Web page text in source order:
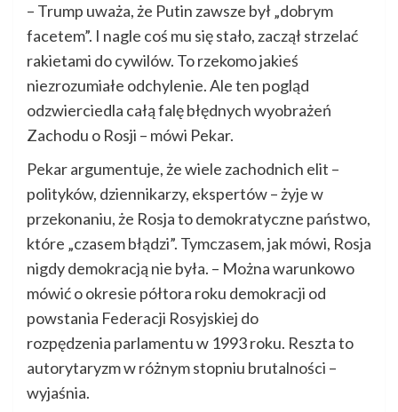
– Trump uważa, że Putin zawsze był „dobrym
facetem”. I nagle coś mu się stało, zaczął strzelać
rakietami do cywilów. To rzekomo jakieś
niezrozumiałe odchylenie. Ale ten pogląd
odzwierciedla całą falę błędnych wyobrażeń
Zachodu o Rosji – mówi Pekar.
Pekar argumentuje, że wiele zachodnich elit –
polityków, dziennikarzy, ekspertów – żyje w
przekonaniu, że Rosja to demokratyczne państwo,
które „czasem błądzi”. Tymczasem, jak mówi, Rosja
nigdy demokracją nie była. – Można warunkowo
mówić o okresie półtora roku demokracji od
powstania Federacji Rosyjskiej do
rozpędzenia parlamentu w 1993 roku. Reszta to
autorytaryzm w różnym stopniu brutalności –
wyjaśnia.